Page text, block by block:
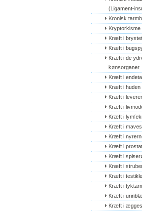
(Ligament-
Kronisk
Kryptorkisme
Kræft i brystet
Kræft i
Kræft i de
kønsorganer
Kræft i
Kræft i huden
Kræft i
Kræft i
Kræft i
Kræft i
Kræft i
Kræft i
Kræft i
Kræft i
Kræft i
Kræft i
Kræft i
Kræft i